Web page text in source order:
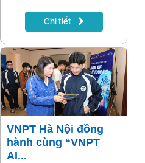
Chi tiết
VNPT Hà Nội đồng
hành cùng “VNPT
AI...